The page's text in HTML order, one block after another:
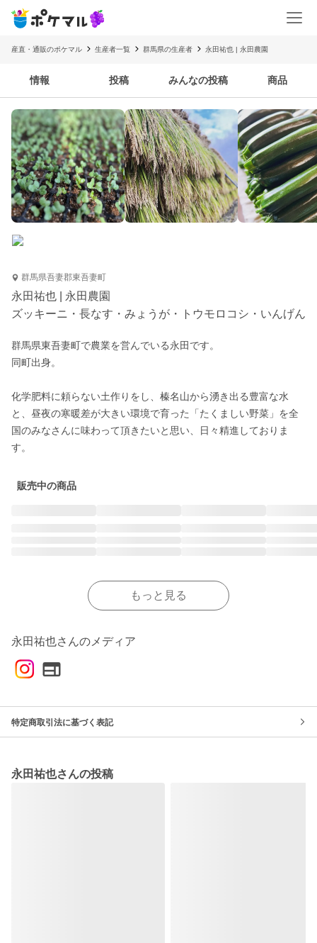
産直・通販のポケマル 生産者一覧 群馬県の生産者 永田祐也 | 永田農園
情報 投稿 みんなの投稿 商品
群馬県吾妻郡東吾妻町
永田祐也 | 永田農園
ズッキーニ・長なす・みょうが・トウモロコシ・いんげん
群馬県東吾妻町で農業を営んでいる永田です。
同町出身。
化学肥料に頼らない土作りをし、榛名山から湧き出る豊富な水
と、昼夜の寒暖差が大きい環境で育った「たくましい野菜」を全
国のみなさんに味わって頂きたいと思い、日々精進しておりま
す。
販売中の商品
もっと見る
永田祐也さんのメディア
特定商取引法に基づく表記
永田祐也さんの投稿